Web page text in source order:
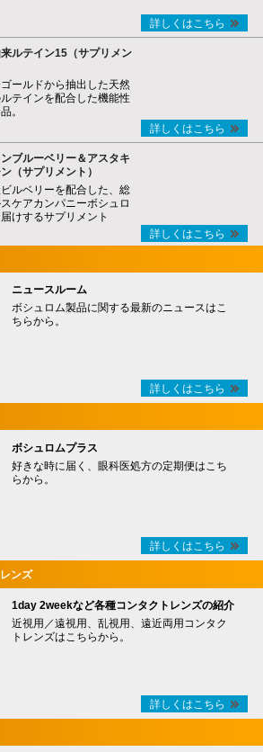
詳しくはこちら
ルテイン15（サプリメン
ールドから抽出した天然
テインを配合した機能性
。
詳しくはこちら
ブルーベリー＆アスタキ
（サプリメント）
ルベリーを配合した、総
ケアカンパニーボシュロ
けするサプリメント
詳しくはこちら
ニュースルーム
ボシュロム製品に関する最新のニュースはこ
ちらから。
詳しくはこちら
ボシュロムプラス
好きな時に届く、眼科医処方の定期便はこち
らから。
詳しくはこちら
ンズ
1day 2weekなど各種コンタクトレンズの紹介
近視用／遠視用、乱視用、遠近両用コンタク
トレンズはこちらから。
詳しくはこちら